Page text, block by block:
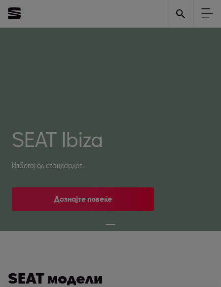
SEAT Ibiza
Избегај од стандардот.
Дознајте повеќе
SEAT модели